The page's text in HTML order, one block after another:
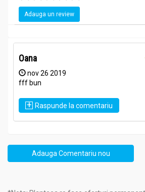
Adauga un review
Oana
nov 26 2019
fff bun
+ Raspunde la comentariu
Adauga Comentariu nou